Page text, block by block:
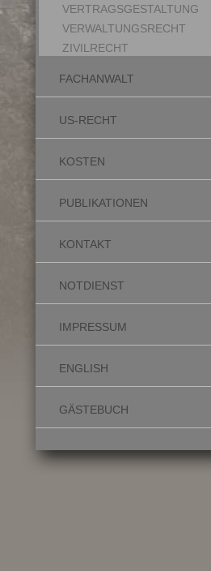
VERTRAGSGESTALTUNG
VERWALTUNGSRECHT
ZIVILRECHT
FACHANWALT
US-RECHT
KOSTEN
PUBLIKATIONEN
KONTAKT
NOTDIENST
IMPRESSUM
ENGLISH
GÄSTEBUCH